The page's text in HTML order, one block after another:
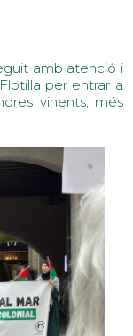
amb atenció i
per entrar a
vinents, més